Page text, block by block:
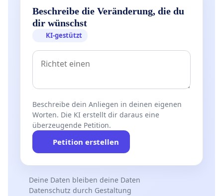
Beschreibe die Veränderung, die du
dir wünschst
KI-gestützt
Beschreibe dein Anliegen in deinen eigenen
Worten. Die KI erstellt dir daraus eine
überzeugende Petition.
Petition erstellen
Deine Daten bleiben deine Daten
Datenschutz durch Gestaltung